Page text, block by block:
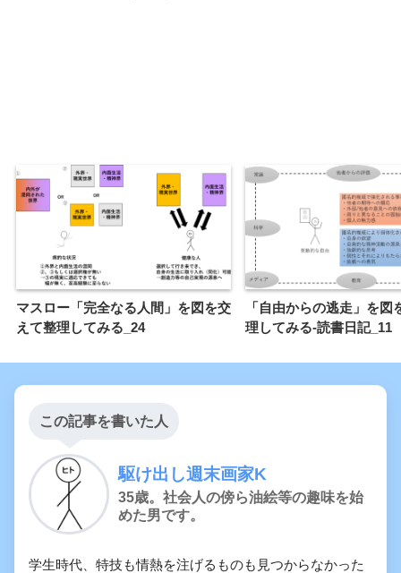
マスロー「完全なる人間」を図を交
えて整理してみる_24
「自由からの逃走」を図
理してみる-読書日記_11
この記事を書いた人
駆け出し週末画家K
35歳。社会人の傍ら油絵等の趣味を始
めた男です。
学生時代、特技も情熱を注げるものも見つからなかった